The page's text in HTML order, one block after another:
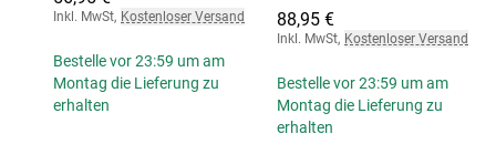
Inkl. MwSt, Kostenloser Versand
Bestelle vor 23:59 um am
Montag die Lieferung zu
erhalten
88,95 €
Inkl. MwSt, Kostenloser Versand
Bestelle vor 23:59 um am
Montag die Lieferung zu
erhalten